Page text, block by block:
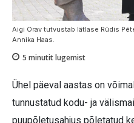
Aigi Orav tutvustab lätlase Rūdis
Annika Haas.
5 minutit lugemist
Ühel päeval aastas on
tunnustatud kodu- ja
puupõletusahjus põletatud